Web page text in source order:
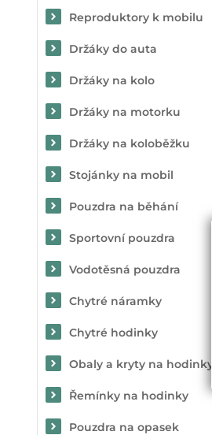
Reproduktory k mobilu
Držáky do auta
Držáky na kolo
Držáky na motorku
Držáky na koloběžku
Stojánky na mobil
Pouzdra na běhání
Sportovní pouzdra
Vodotěsná pouzdra
Chytré náramky
Chytré hodinky
Obaly a kryty na hodinky
Řemínky na hodinky
Pouzdra na opasek